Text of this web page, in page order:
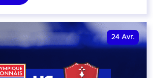
24 Avr.